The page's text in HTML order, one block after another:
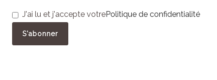
J'ai lu et j'accepte votrePolitique de confidentialité